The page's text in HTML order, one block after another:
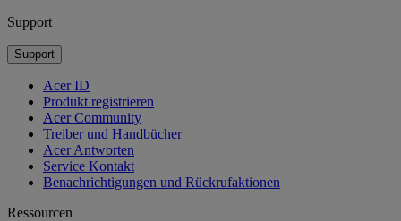
Support
Support
Acer ID
Produkt registrieren
Acer Community
Treiber und Handbücher
Acer Antworten
Service Kontakt
Benachrichtigungen und Rückrufaktionen
Ressourcen